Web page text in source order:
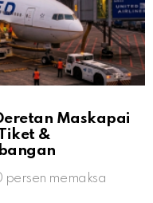
Maskapai
&
memaksa